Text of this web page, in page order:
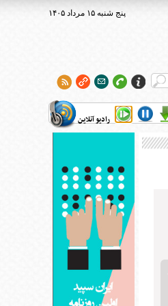
۱۴۰۵ پنج شنبه ۱۵ مرداد
رادیو آنلاین